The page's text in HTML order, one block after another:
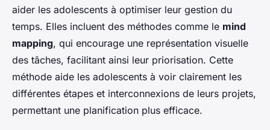
aider les adolescents à optimiser leur gestion du
temps. Elles incluent des méthodes comme le mind
mapping, qui encourage une représentation visuelle
des tâches, facilitant ainsi leur priorisation. Cette
méthode aide les adolescents à voir clairement les
différentes étapes et interconnexions de leurs projets,
permettant une planification plus efficace.